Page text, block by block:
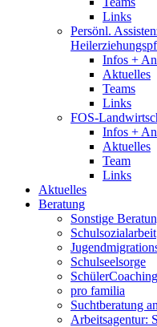
Links
Persönl.
Infos +
Aktuelles
Teams
Links
FOS-
Infos +
Aktuelles
Team
Links
Aktuelles
Beratung
Sonstige
Schulsozialarbeit
Schulseelsorge
SchülerCoaching
pro familia
Suchtberatung
Arbeitsagentur: